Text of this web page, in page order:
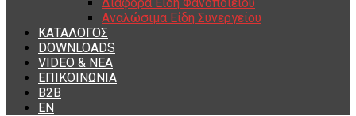
Αναλώσιμα Είδη Συνεργείου
ΚΑΤΑΛΟΓΟΣ
DOWNLOADS
VIDEO & ΝΕΑ
ΕΠΙΚΟΙΝΩΝΙΑ
B2B
ΕΝ